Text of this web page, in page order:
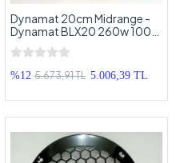
Dynamat 20cm Midrange -
Dynamat BLX20 260w 100
RMS Midrange 20cm
%12 5.673,91 TL 5.006,39 TL